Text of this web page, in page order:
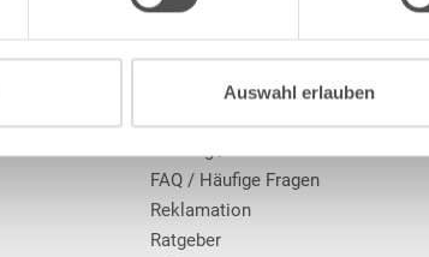
Auswahl erlauben
Firmengeschichte
Das POOLSANA-Team
FAQ / Häufige Fragen
Reklamation
Ratgeber